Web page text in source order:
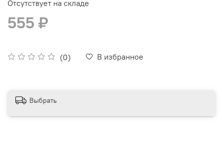
(0) В избранное
Отсутствует на складе
555 ₽
Выбрать